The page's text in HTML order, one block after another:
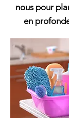
nous pour
en